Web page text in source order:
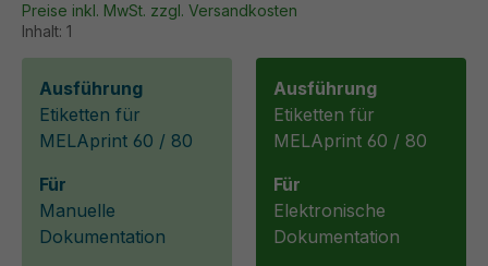
Inhalt: 1
Preise inkl. MwSt. zzgl. Versandkosten
Ausführung
Etiketten für
MELAprint 60 / 80
Für
Manuelle
Dokumentation
Ausführung
Etiketten für
MELAprint 60 / 80
Für
Elektronische
Dokumentation